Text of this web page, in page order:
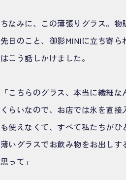
ちなみに、この薄張りグラス。物
先日のこと、御影MINIに立ち寄
はこう話しかけました。
「こちらのグラス、本当に繊細
くらいなので、お店では氷を直
も使えなくて、すべて私たちがひ
薄いグラスでお飲み物をお出し
思って」